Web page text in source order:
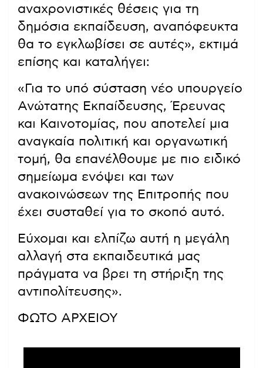
αναχρονιστικές θέσεις για τη
δημόσια εκπαίδευση, αναπόφευκτα
θα το εγκλωβίσει σε αυτές», εκτιμά
επίσης και καταλήγει:
«Για το υπό σύσταση νέο υπουργείο
Ανώτατης Εκπαίδευσης, Έρευνας
και Καινοτομίας, που αποτελεί μια
αναγκαία πολιτική και οργανωτική
τομή, θα επανέλθουμε με πιο ειδικό
σημείωμα ενόψει και των
ανακοινώσεων της Επιτροπής που
έχει συσταθεί για το σκοπό αυτό.
Εύχομαι και ελπίζω αυτή η μεγάλη
αλλαγή στα εκπαιδευτικά μας
πράγματα να βρει τη στήριξη της
αντιπολίτευσης».
ΦΩΤΟ ΑΡΧΕΙΟΥ